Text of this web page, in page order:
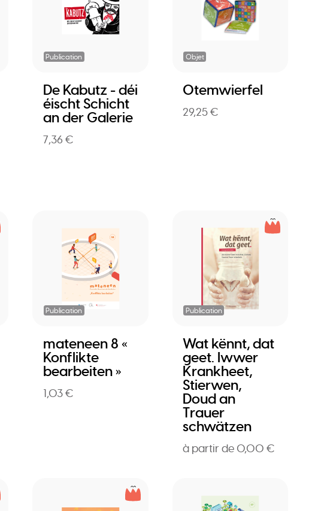
Publication
De Kabutz - déi
éischt Schicht
an der Galerie
7,36 €
Objet
Otemwierfel
29,25 €
Publication
mateneen 8 «
Konflikte
bearbeiten »
1,03 €
Publication
Wat kënnt, dat
geet. Iwwer
Krankheet,
Stierwen,
Doud an
Trauer
schwätzen
à partir de 0,00 €